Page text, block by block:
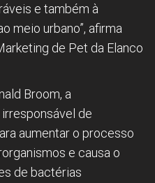
e também à
meio urbano”, afirma
de Pet da Elanco
Broom, a
de
aumentar o processo
e causa o
de bactérias